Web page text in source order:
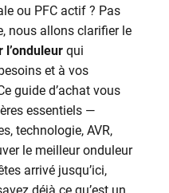
ou PFC actif ? Pas
nous allons clarifier le
l’onduleur qui
et à vos
guide d’achat vous
essentiels —
technologie, AVR,
le meilleur onduleur
arrivé jusqu’ici,